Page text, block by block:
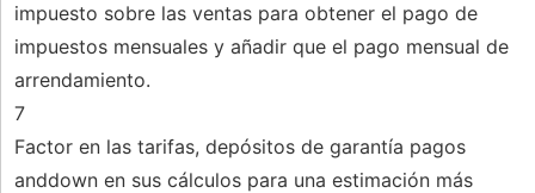
impuesto sobre las ventas para obtener el pago de
impuestos mensuales y añadir que el pago mensual de
arrendamiento.
7
Factor en las tarifas, depósitos de garantía pagos
anddown en sus cálculos para una estimación más